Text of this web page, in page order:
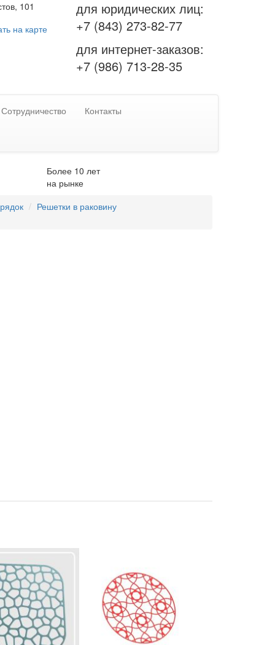
101
на карте
для юридических лиц:
+7 (843) 273-82-77
для интернет-заказов:
+7 (986) 713-28-35
Сотрудничество Контакты
Более 10 лет
на рынке
Решетки в раковину